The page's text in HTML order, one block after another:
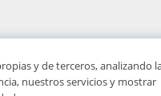
y de terceros, analizando
nuestros servicios y mostrar